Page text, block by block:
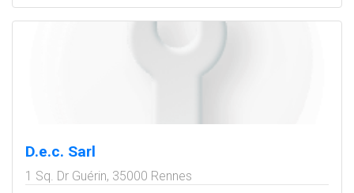
D.e.c. Sarl
1 Sq. Dr Guérin, 35000 Rennes